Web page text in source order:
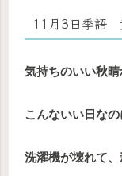
11月3日季語
気持ちのいい秋晴
こんないい日な
洗濯機が壊れて、